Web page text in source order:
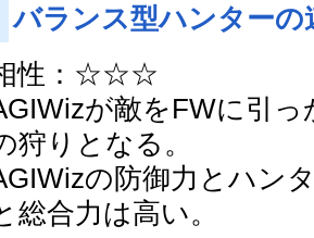
バランス型ハンターの
性：☆☆☆
が敵をFWに引
狩りとなる。
の防御力とハン
総合力は高い。